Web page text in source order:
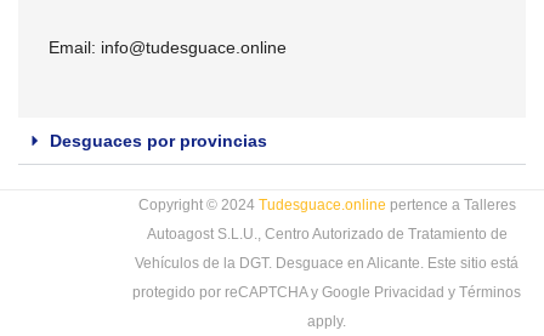
Email: info@tudesguace.online
Desguaces por provincias
Copyright © 2024 Tudesguace.online pertence a Talleres
Autoagost S.L.U., Centro Autorizado de Tratamiento de
Vehículos de la DGT. Desguace en Alicante. Este sitio está
protegido por reCAPTCHA y Google Privacidad y Términos
apply.